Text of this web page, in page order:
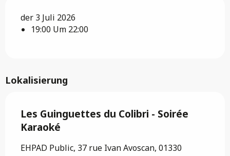
der 3 Juli 2026
19:00 Um 22:00
Lokalisierung
Les Guinguettes du Colibri - Soirée
Karaoké
EHPAD Public, 37 rue Ivan Avoscan, 01330